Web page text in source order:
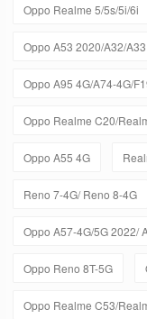
Oppo Realme 5/5s/5i/6i
Oppo A53 2020/A32/
Oppo A95 4G/A74-4G/
Oppo Realme C20/
Oppo A55 4G
Reno 7-4G/ Reno 8-4G
Oppo A57-4G/5G 2022/
Oppo Reno 8T-5G
Oppo Realme C53/